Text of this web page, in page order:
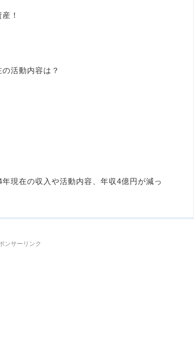
！
活動内容は？
現在の収入や活動内容、年収4億円が減っ
ンサーリンク